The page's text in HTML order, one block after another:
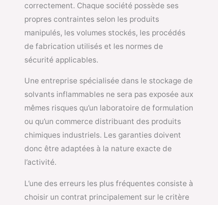
correctement. Chaque société possède ses
propres contraintes selon les produits
manipulés, les volumes stockés, les procédés
de fabrication utilisés et les normes de
sécurité applicables.
Une entreprise spécialisée dans le stockage de
solvants inflammables ne sera pas exposée aux
mêmes risques qu’un laboratoire de formulation
ou qu’un commerce distribuant des produits
chimiques industriels. Les garanties doivent
donc être adaptées à la nature exacte de
l’activité.
L’une des erreurs les plus fréquentes consiste à
choisir un contrat principalement sur le critère